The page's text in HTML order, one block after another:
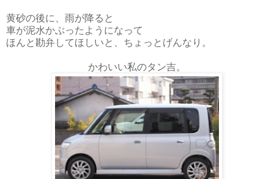
黄砂の後に、雨が降ると
車が泥水かぶったようになって
ほんと勘弁してほしいと、ちょっとげんなり。
かわいい私のタン吉。